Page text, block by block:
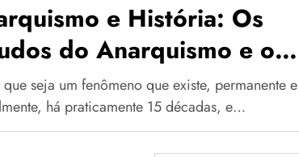
e História: Os
do Anarquismo e o
atual
seja um fenômeno que existe, permanente e
há praticamente 15 décadas, e…